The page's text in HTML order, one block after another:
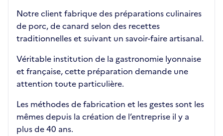
Notre client fabrique des préparations culinaires
de porc, de canard selon des recettes
traditionnelles et suivant un savoir-faire artisanal.
Véritable institution de la gastronomie lyonnaise
et française, cette préparation demande une
attention toute particulière.
Les méthodes de fabrication et les gestes sont les
mêmes depuis la création de l’entreprise il y a
plus de 40 ans.